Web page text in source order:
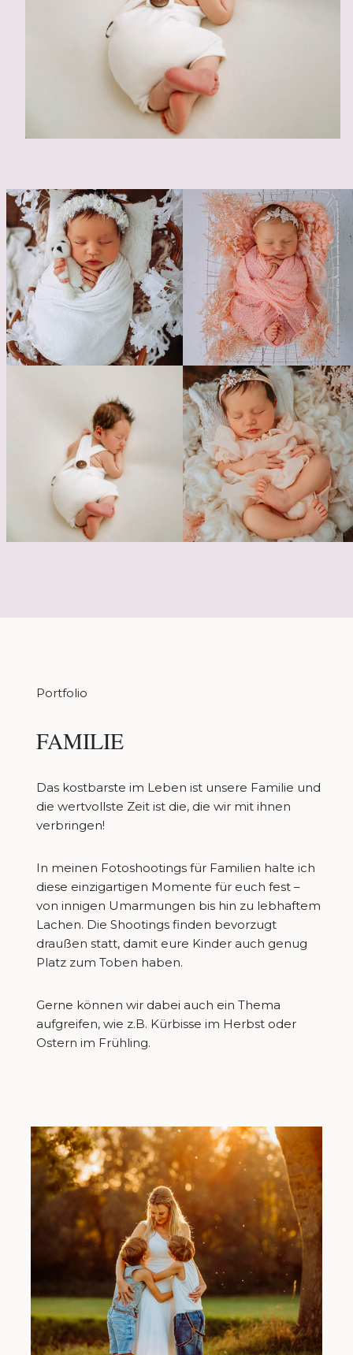
Portfolio
FAMILIE
Das kostbarste im Leben ist unsere Familie und
die wertvollste Zeit ist die, die wir mit ihnen
verbringen!
In meinen Fotoshootings für Familien halte ich
diese einzigartigen Momente für euch fest –
von innigen Umarmungen bis hin zu lebhaftem
Lachen. Die Shootings finden bevorzugt
draußen statt, damit eure Kinder auch genug
Platz zum Toben haben.
Gerne können wir dabei auch ein Thema
aufgreifen, wie z.B. Kürbisse im Herbst oder
Ostern im Frühling.